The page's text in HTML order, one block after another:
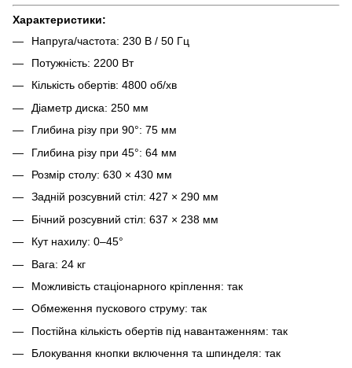
Характеристики:
Напруга/частота: 230 В / 50 Гц
Потужність: 2200 Вт
Кількість обертів: 4800 об/хв
Діаметр диска: 250 мм
Глибина різу при 90°: 75 мм
Глибина різу при 45°: 64 мм
Розмір столу: 630 × 430 мм
Задній розсувний стіл: 427 × 290 мм
Бічний розсувний стіл: 637 × 238 мм
Кут нахилу: 0–45°
Вага: 24 кг
Можливість стаціонарного кріплення: так
Обмеження пускового струму: так
Постійна кількість обертів під навантаженням: так
Блокування кнопки включення та шпинделя: так